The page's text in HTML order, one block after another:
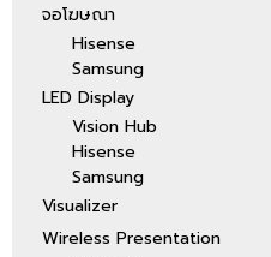
จอโฆษณา
Hisense
Samsung
LED Display
Vision Hub
Hisense
Samsung
Visualizer
Wireless Presentation